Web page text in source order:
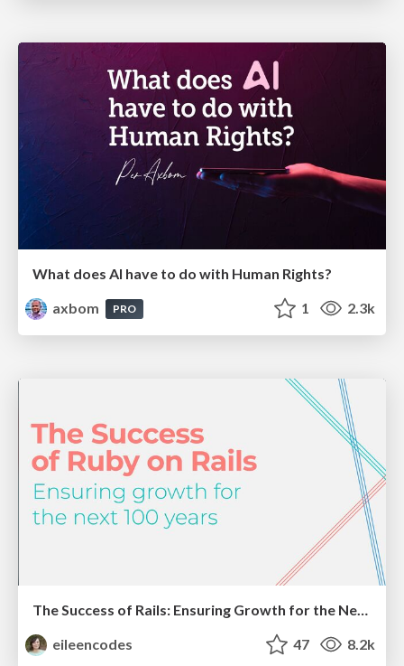
What does AI have to do with Human Rights?
axbom
PRO 1 2.3k
The Success of Rails: Ensuring Growth for the Next 100 Years
eileencodes
47 8.2k